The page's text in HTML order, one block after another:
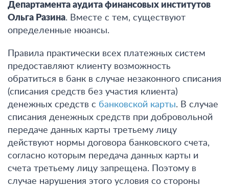
Департамента аудита финансовых институтов
Ольга Разина. Вместе с тем, существуют
определенные нюансы.
Правила практически всех платежных систем
предоставляют клиенту возможность
обратиться в банк в случае незаконного списания
(списания средств без участия клиента)
денежных средств с банковской карты. В случае
списания денежных средств при добровольной
передаче данных карты третьему лицу
действуют нормы договора банковского счета,
согласно которым передача данных карты и
счета третьему лицу запрещена. Поэтому в
случае нарушения этого условия со стороны